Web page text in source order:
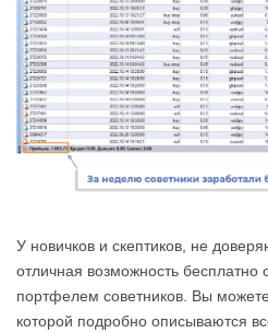
У новичков и скептиков, не
отличная возможность бесплатно
портфелем советников. Вы
которой подробно описываются